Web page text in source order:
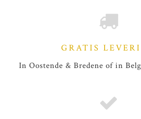
GRATIS
In Oostende & Bredene of in